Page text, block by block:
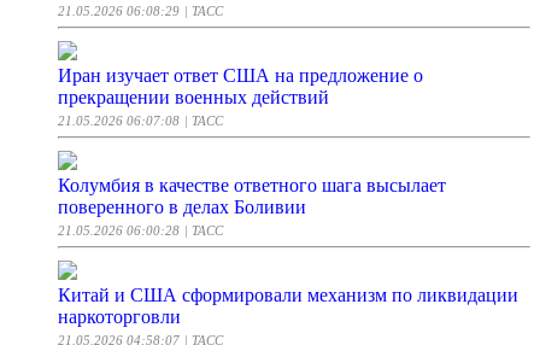
21.05.2026 06:08:29 | ТАСС
Иран изучает ответ США на предложение о
прекращении военных действий
21.05.2026 06:07:08 | ТАСС
Колумбия в качестве ответного шага высылает
поверенного в делах Боливии
21.05.2026 06:00:28 | ТАСС
Китай и США сформировали механизм по ликвидации
наркоторговли
21.05.2026 04:58:07 | ТАСС